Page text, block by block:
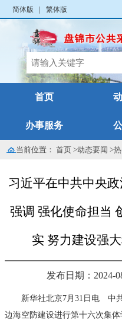
简体版 繁体版
首页
办事服务
当前位置：首页 >动态要闻 >
习近平在中共中央
强调 强化使命担当
实 努力建设强
发布日期：2024-
新华社北京7月31日电 中共
边海空防建设进行第十六次集